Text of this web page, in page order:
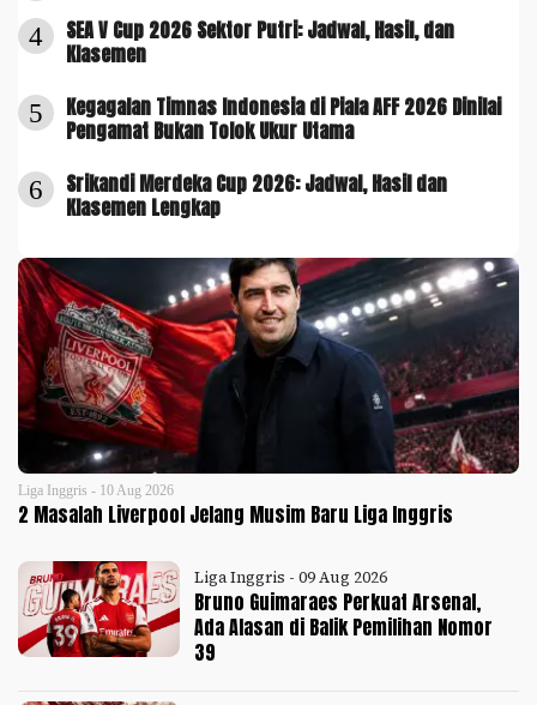
4
SEA V Cup 2026 Sektor Putri: Jadwal, Hasil, dan
Klasemen
5
Kegagalan Timnas Indonesia di Piala AFF 2026 Dinilai
Pengamat Bukan Tolok Ukur Utama
6
Srikandi Merdeka Cup 2026: Jadwal, Hasil dan
Klasemen Lengkap
Liga Inggris - 10 Aug 2026
2 Masalah Liverpool Jelang Musim Baru Liga Inggris
Liga Inggris - 09 Aug 2026
Bruno Guimaraes Perkuat Arsenal,
Ada Alasan di Balik Pemilihan Nomor
39